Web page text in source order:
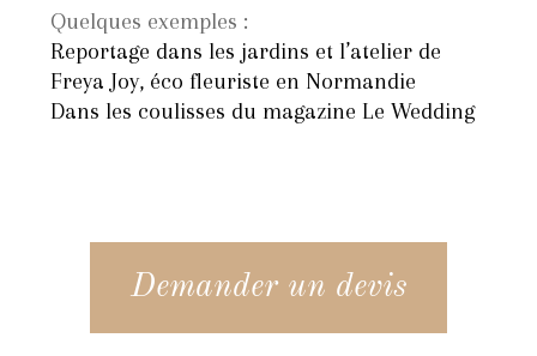
Quelques exemples :
Reportage dans les jardins et l’atelier de
Freya Joy, éco fleuriste en Normandie
Dans les coulisses du magazine Le Wedding
Demander un devis